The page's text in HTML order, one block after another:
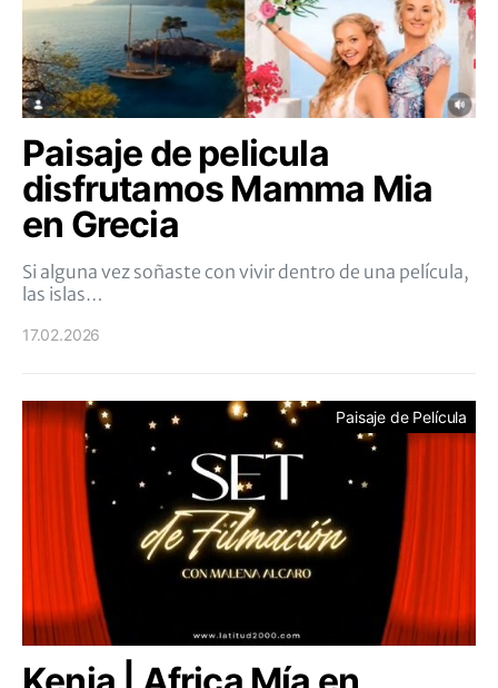
Paisaje de pelicula
disfrutamos Mamma Mia
en Grecia
Si alguna vez soñaste con vivir dentro de una película,
las islas…
17.02.2026
Paisaje de Película